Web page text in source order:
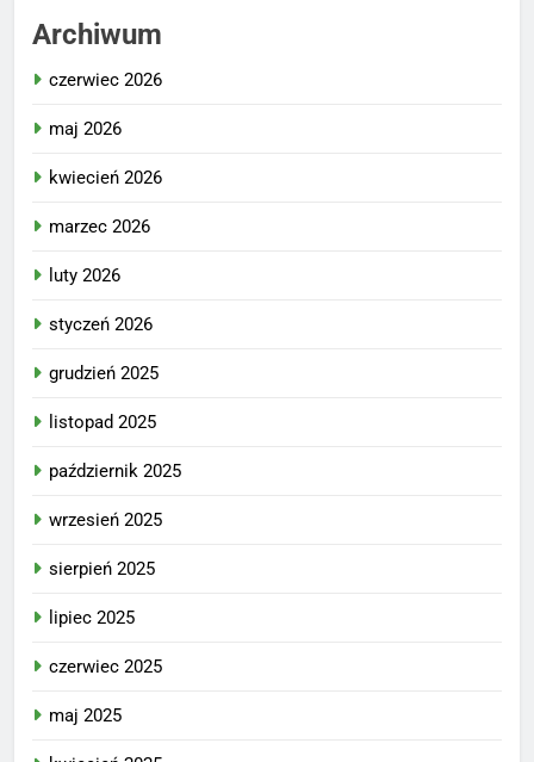
Archiwum
czerwiec 2026
maj 2026
kwiecień 2026
marzec 2026
luty 2026
styczeń 2026
grudzień 2025
listopad 2025
październik 2025
wrzesień 2025
sierpień 2025
lipiec 2025
czerwiec 2025
maj 2025